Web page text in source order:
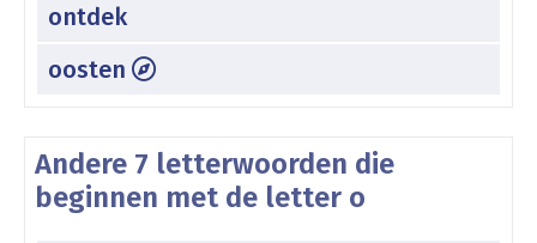
ontdek
oosten
Andere 7 letterwoorden die
beginnen met de letter o